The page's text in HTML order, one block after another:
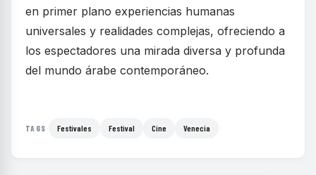
en primer plano experiencias humanas
universales y realidades complejas, ofreciendo a
los espectadores una mirada diversa y profunda
del mundo árabe contemporáneo.
TAGS Festivales Festival Cine Venecia